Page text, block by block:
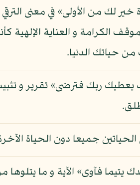
لك من الأولى» في معنى
الكرامة و العناية الإلهية
حياتك الدنيا.
ربك فترضى» تقرير و
الحياتين جميعا دون الحياة
يتيما فآوى» الآية و ما